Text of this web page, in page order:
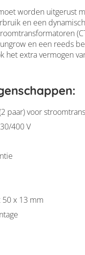
Sungrow
worden uitgerust
en een
en een reeds
het extra vermogen
paar) voor
400 V
50 x 13 mm